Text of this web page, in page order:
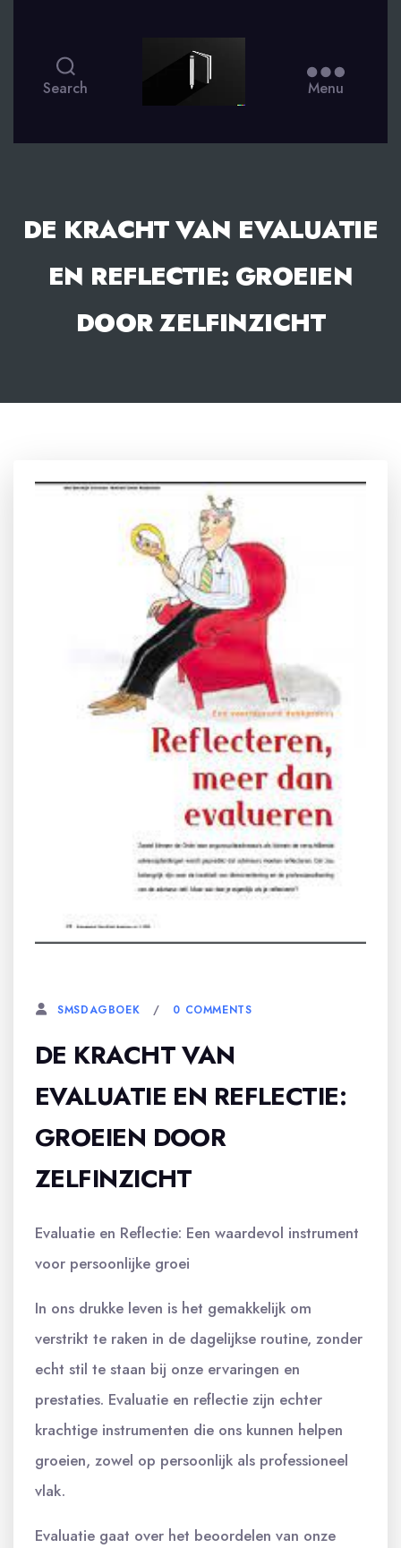
Search Menu
DE KRACHT VAN EVALUATIE
EN REFLECTIE: GROEIEN
DOOR ZELFINZICHT
SMSDAGBOEK 0 COMMENTS
DE KRACHT VAN
EVALUATIE EN REFLECTIE:
GROEIEN DOOR
ZELFINZICHT
Evaluatie en Reflectie: Een waardevol instrument
voor persoonlijke groei
In ons drukke leven is het gemakkelijk om
verstrikt te raken in de dagelijkse routine, zonder
echt stil te staan bij onze ervaringen en
prestaties. Evaluatie en reflectie zijn echter
krachtige instrumenten die ons kunnen helpen
groeien, zowel op persoonlijk als professioneel
vlak.
Evaluatie gaat over het beoordelen van onze